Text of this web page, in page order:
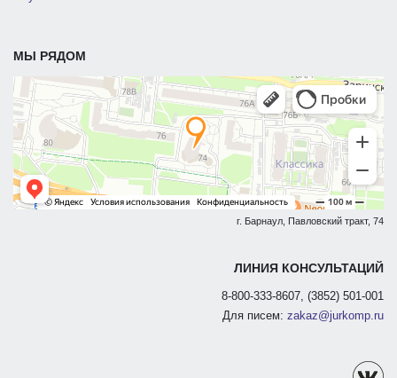
МЫ РЯДОМ
г. Барнаул, Павловский тракт, 74
ЛИНИЯ КОНСУЛЬТАЦИЙ
8-800-333-8607, (3852) 501-001
Для писем: zakaz@jurkomp.ru